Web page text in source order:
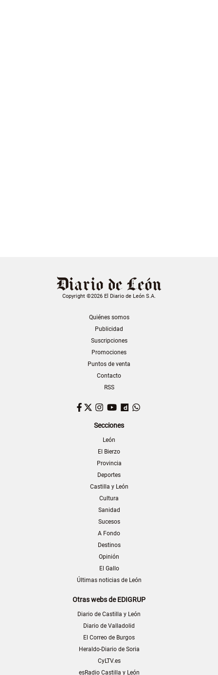
Copyright ©2026 El Diario de León S.A.
Quiénes somos
Publicidad
Suscripciones
Promociones
Puntos de venta
Contacto
RSS
Facebook
TwitterInstagram
YouTubeDailymotion
Secciones
León
El Bierzo
Provincia
Deportes
Castilla y León
Cultura
Sanidad
Sucesos
A Fondo
Destinos
Opinión
El Gallo
Últimas noticias de León
Otras webs de EDIGRUP
Diario de Castilla y León
Diario de Valladolid
El Correo de Burgos
Heraldo-Diario de Soria
CyLTV.es
esRadio Castilla y León